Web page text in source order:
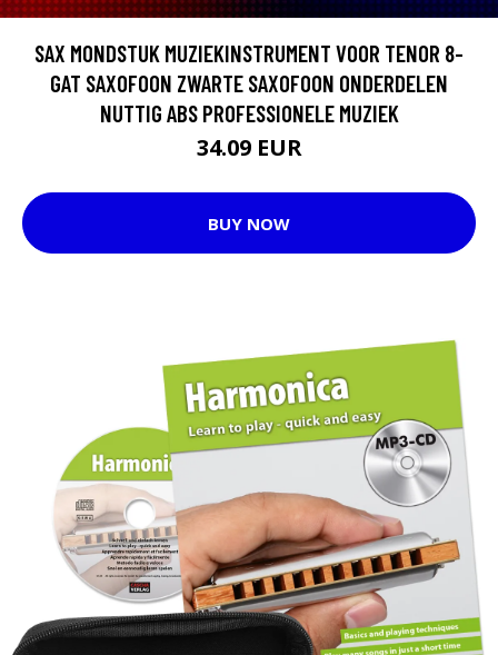
SAX MONDSTUK MUZIEKINSTRUMENT VOOR TENOR 8-
GAT SAXOFOON ZWARTE SAXOFOON ONDERDELEN
NUTTIG ABS PROFESSIONELE MUZIEK
34.09 EUR
BUY NOW